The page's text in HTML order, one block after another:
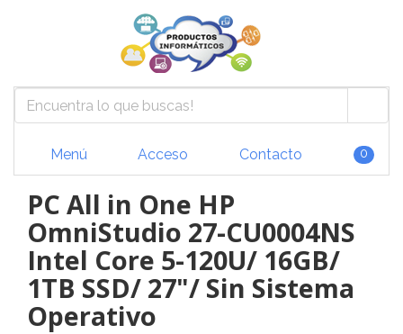
Menú Acceso Contacto 0
PC All in One HP
OmniStudio 27-CU0004NS
Intel Core 5-120U/ 16GB/
1TB SSD/ 27"/ Sin Sistema
Operativo